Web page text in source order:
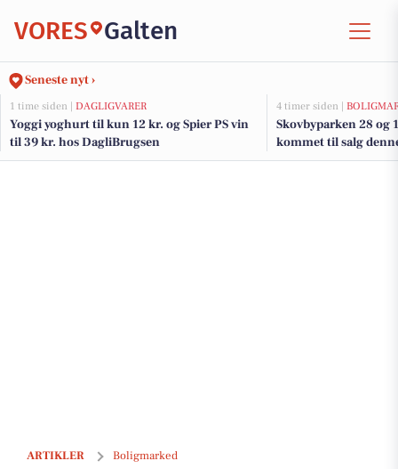
VORES Galten
Seneste nyt ›
1 time siden | DAGLIGVARER
Yoggi yoghurt til kun 12 kr. og Spier PS vin
til 39 kr. hos DagliBrugsen
4 timer siden |
Skovbyparken 28 og
kommet til salg
boligerne her.
ARTIKLER Boligmarked
Pris sat ned med 200.000 kr. på Pilevænget 8